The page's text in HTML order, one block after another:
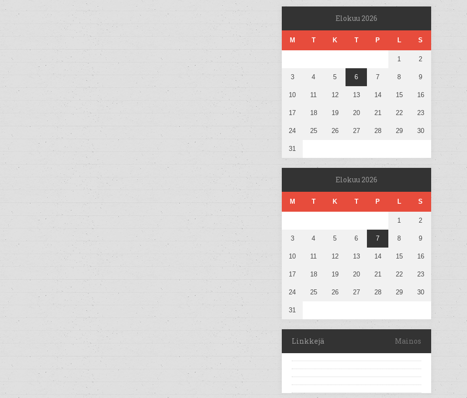
Elokuu 2026
M T K T P L S
1 2
3 4 5 6 7 8 9
10 11 12 13 14 15 16
17 18 19 20 21 22 23
24 25 26 27 28 29 30
31
Elokuu 2026
M T K T P L S
1 2
3 4 5 6 7 8 9
10 11 12 13 14 15 16
17 18 19 20 21 22 23
24 25 26 27 28 29 30
31
Linkkejä Mainos